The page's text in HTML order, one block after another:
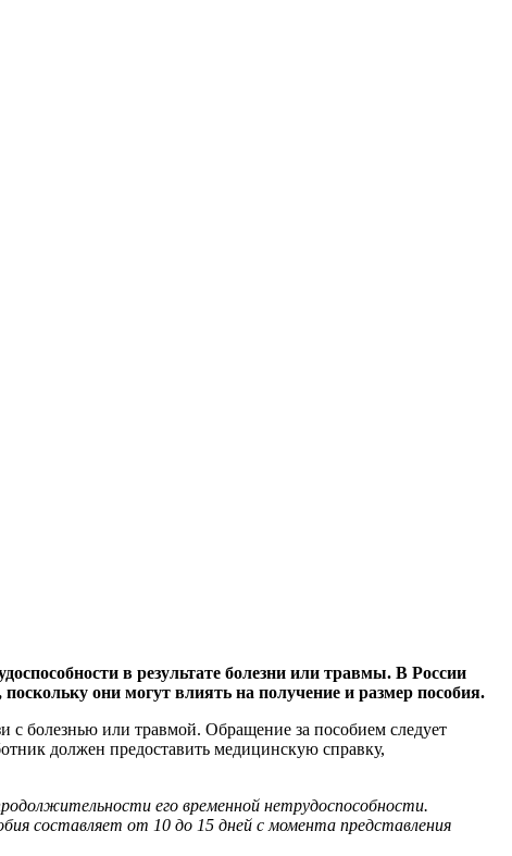
в результате болезни или травмы. В России
они могут влиять на получение и размер пособия.
с болезнью или травмой. Обращение за пособием следует
должен предоставить медицинскую справку,
его временной нетрудоспособности.
составляет от 10 до 15 дней с момента представления